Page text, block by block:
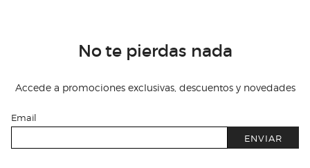
No te pierdas nada
Accede a promociones exclusivas, descuentos y novedades
Email
ENVIAR